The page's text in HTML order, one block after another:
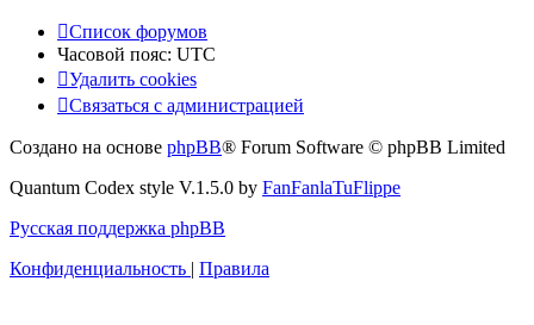
Список форумов
Часовой пояс: UTC
Удалить cookies
Связаться с администрацией
Создано на основе phpBB® Forum Software © phpBB Limited
Quantum Codex style V.1.5.0 by FanFanlaTuFlippe
Русская поддержка phpBB
Конфиденциальность | Правила